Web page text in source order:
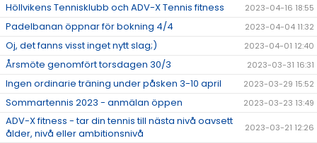
Höllvikens Tennisklubb och ADV-X Tennis fitness 2023-04-16 18:55
Padelbanan öppnar för bokning 4/4 2023-04-04 11:32
Oj, det fanns visst inget nytt slag;) 2023-04-01 12:40
Årsmöte genomfört torsdagen 30/3 2023-03-31 16:31
Ingen ordinarie träning under påsken 3-10 april 2023-03-29 15:52
Sommartennis 2023 - anmälan öppen 2023-03-23 13:49
ADV-X fitness - tar din tennis till nästa nivå oavsett
ålder, nivå eller ambitionsnivå
2023-03-21 12:26